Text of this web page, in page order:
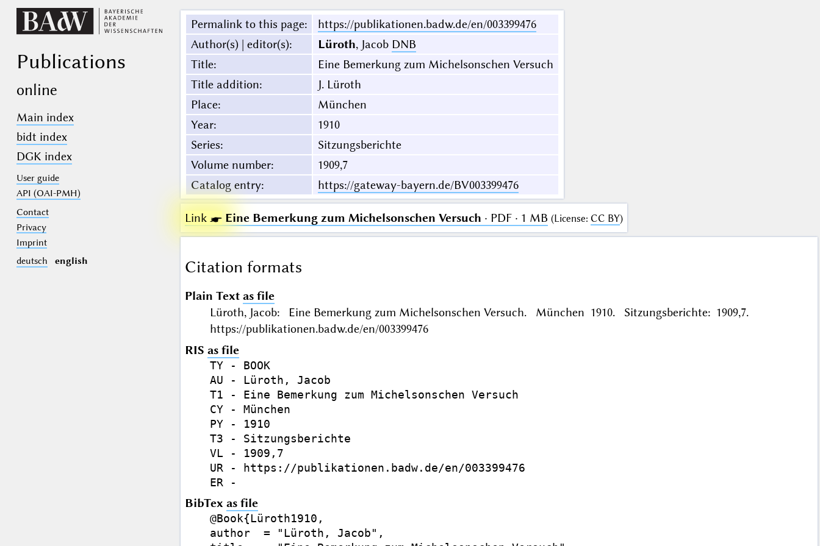
Publications
online
Main index
bidt index
DGK index
User guide
API (OAI-PMH)
Contact
Privacy
Imprint
deutsch
english
Permalink to this page:
https://publikationen.badw.de/en/003399476
Author(s) | editor(s): Lüroth, Jacob DNB
Title:
Eine Bemerkung zum Michelsonschen Versuch
Title addition:
J. Lüroth
Place:
München
Year:
1910
Series:
Sitzungsberichte
Volume number:
1909,7
Catalog entry: https://gateway-bayern.de/BV003399476
Link ☛ Eine Bemerkung zum Michelsonschen Versuch · PDF · 1 MB (License: CC BY)
Citation formats
Plain Text as file
Lüroth, Jacob: Eine Bemerkung zum Michelsonschen Versuch. München 1910. Sitzungsberichte: 1909,7.
https://publikationen.badw.de/en/003399476
RIS as file
TY - BOOK
AU - Lüroth, Jacob
T1 - Eine Bemerkung zum Michelsonschen Versuch
CY - München
PY - 1910
T3 - Sitzungsberichte
VL - 1909,7
UR - https://publikationen.badw.de/en/003399476
BibTex as file
@Book{Lüroth1910,
author  = "Lüroth, Jacob",